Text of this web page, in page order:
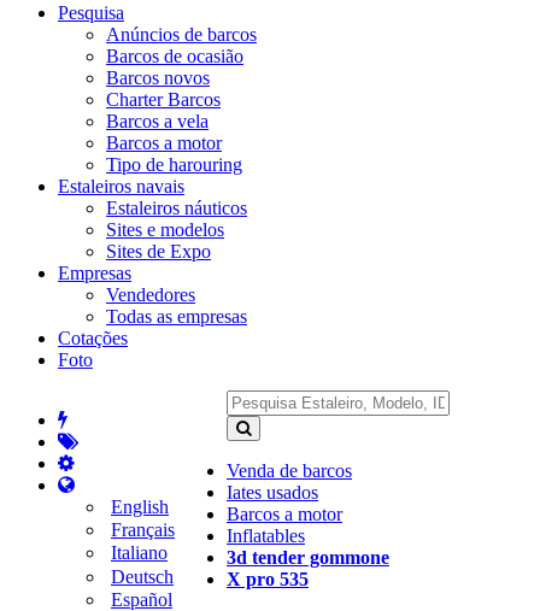
Pesquisa
Anúncios de barcos
Barcos de ocasião
Barcos novos
Charter Barcos
Barcos a vela
Barcos a motor
Tipo de harouring
Estaleiros navais
Estaleiros náuticos
Sites e modelos
Sites de Expo
Empresas
Vendedores
Todas as empresas
Cotações
Foto
English
Français
Italiano
Deutsch
Español
Venda de barcos
Iates usados
Barcos a motor
Inflatables
3d tender gommone
X pro 535